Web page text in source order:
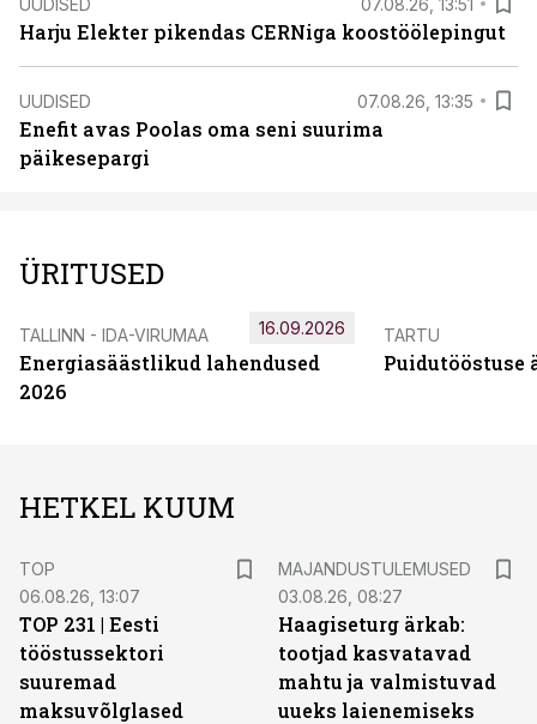
Harju Elekter pikendas CERNiga koostöölepingut
UUDISED 07.08.26, 13:35
Enefit avas Poolas oma seni suurima
päikesepargi
ÜRITUSED
TALLINN - IDA-VIRUMAA
Energiasäästlikud lahendused
2026
16.09.2026 TARTU
Puidutööstuse
HETKEL KUUM
TOP
06.08.26, 13:07
TOP 231 | Eesti
tööstussektori
suuremad
maksuvõlglased
MAJANDUSTULEMUSED
03.08.26, 08:27
Haagiseturg ärkab:
tootjad kasvatavad
mahtu ja valmistuvad
uueks laienemiseks